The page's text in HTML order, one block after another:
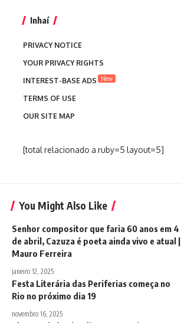
Inhaí
PRIVACY NOTICE
YOUR PRIVACY RIGHTS
INTEREST-BASE ADS
New
TERMS OF USE
OUR SITE MAP
[total relacionado a ruby=5 layout=5]
You Might Also Like
Senhor compositor que faria 60 anos em 4
de abril, Cazuza é poeta ainda vivo e atual |
Mauro Ferreira
janeiro 12, 2025
Festa Literária das Periferias começa no
Rio no próximo dia 19
novembro 16, 2025